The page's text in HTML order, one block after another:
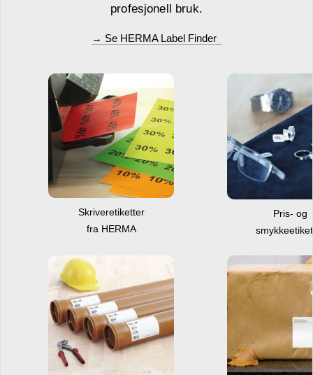
profesjonell bruk.
→ Se HERMA Label Finder
Skriveretiketter
fra HERMA
Pris- og